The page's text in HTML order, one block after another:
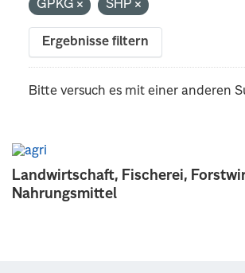
Landwirtschaft, Fischerei,
Nahrungsmittel
GPKG
SHP
Ergebnisse filtern
Bitte versuch es mit einer anderen